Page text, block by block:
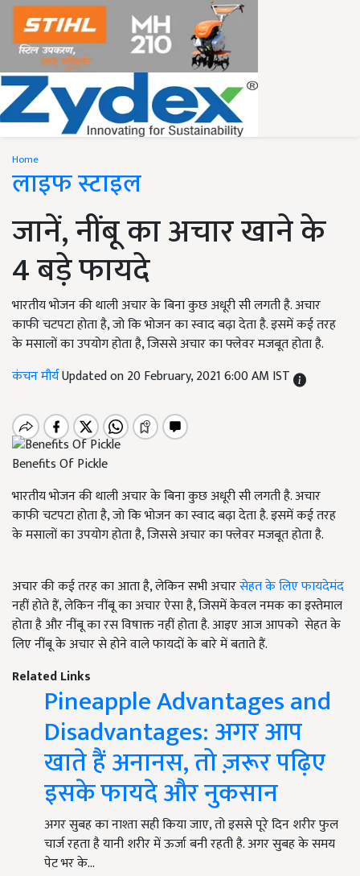
Home
लाइफ स्टाइल
जानें, नींबू का अचार खाने के
4 बड़े फायदे
भारतीय भोजन की थाली अचार के बिना कुछ अधूरी सी लगती है. अचार
काफी चटपटा होता है, जो कि भोजन का स्वाद बढ़ा देता है. इसमें कई तरह
के मसालों का उपयोग होता है, जिससे अचार का फ्लेवर मजबूत होता है.
कंचन मौर्यUpdated on 20 February, 2021 6:00 AM IST
Benefits Of Pickle
भारतीय भोजन की थाली अचार के बिना कुछ अधूरी सी लगती है. अचार
काफी चटपटा होता है, जो कि भोजन का स्वाद बढ़ा देता है. इसमें कई तरह
के मसालों का उपयोग होता है, जिससे अचार का फ्लेवर मजबूत होता है.
अचार की कई तरह का आता है, लेकिन सभी अचारसेहत के लिए फायदेमंद
नहीं होते हैं, लेकिन नींबू का अचार ऐसा है, जिसमें केवल नमक का इस्तेमाल
होता है और नींबू का रस विषाक्त नहीं होता है. आइए आज आपको सेहत के
लिए नींबू के अचार से होने वाले फायदों के बारे में बताते हैं.
Related Links
Pineapple Advantages and
Disadvantages: अगर आप
खाते हैं अनानस, तो ज़रूर पढ़िए
इसके फायदे और नुकसान
अगर सुबह का नाश्ता सही किया जाए, तो इससे पूरे दिन शरीर फुल
चार्ज रहता है यानी शरीर में ऊर्जा बनी रहती है. अगर सुबह के समय
पेट भर के…